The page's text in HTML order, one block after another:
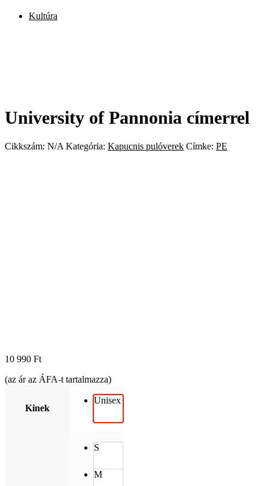
Kultúra
University of Pannonia címerrel
Cikkszám: N/A Kategória: Kapucnis pulóverek Címke: PE
10 990 Ft
(az ár az ÁFA-t tartalmazza)
Kinek
Unisex
S
M